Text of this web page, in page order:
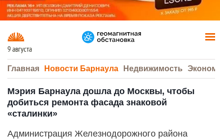
9 августа
Главная Новости Барнаула Недвижимость
Мэрия Барнаула дошла до Москвы, чтобы
добиться ремонта фасада знаковой
«сталинки»
Администрация Железнодорожного района